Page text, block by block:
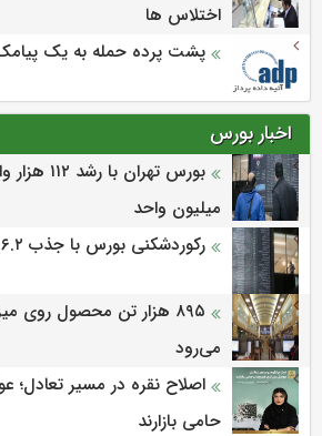
اختلاس ها
پشت پرده حمله به یک
اخبار بورس
میلیون واحد
رکوردشکنی بورس با جذب ۶.۲ همت سرمایه حقیقی
۸۹۵ هزار تن محصول روی
می‌‌رود
اصلاح نقره در مسیر تعادل؛
حامی بازارند